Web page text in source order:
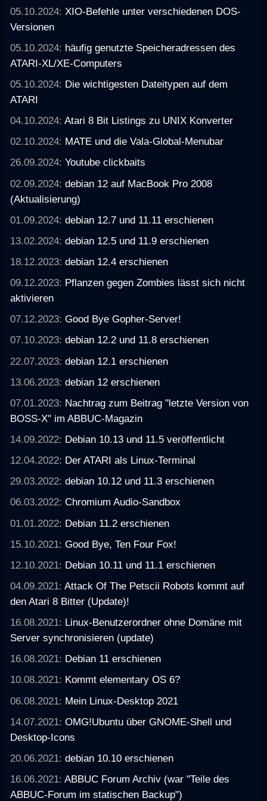
05.10.2024: XIO-Befehle unter verschiedenen DOS-
Versionen
05.10.2024: häufig genutzte Speicheradressen des
ATARI-XL/XE-Computers
05.10.2024: Die wichtigesten Dateitypen auf dem
ATARI
04.10.2024:Atari 8 Bit Listings zu UNIX Konverter
02.10.2024: MATE und die Vala-Global-Menubar
26.09.2024:Youtube clickbaits
02.09.2024:debian 12 auf MacBook Pro 2008
(Aktualisierung)
01.09.2024:debian 12.7 und 11.11 erschienen
13.02.2024:debian 12.5 und 11.9 erschienen
18.12.2023:debian 12.4 erschienen
09.12.2023: Pflanzen gegen Zombies lässt sich nicht
aktivieren
07.12.2023:Good Bye Gopher-Server!
07.10.2023:debian 12.2 und 11.8 erschienen
22.07.2023:debian 12.1 erschienen
13.06.2023:debian 12 erschienen
07.01.2023: Nachtrag zum Beitrag "letzte Version von
BOSS-X" im ABBUC-Magazin
14.09.2022: Debian 10.13 und 11.5 veröffentlicht
12.04.2022: Der ATARI als Linux-Terminal
29.03.2022:debian 10.12 und 11.3 erschienen
06.03.2022:Chromium Audio-Sandbox
01.01.2022: Debian 11.2 erschienen
15.10.2021:Good Bye, Ten Four Fox!
12.10.2021: Debian 10.11 und 11.1 erschienen
04.09.2021:Attack Of The Petscii Robots kommt auf
den Atari 8 Bitter (Update)!
16.08.2021: Linux-Benutzerordner ohne Domäne mit
Server synchronisieren (update)
16.08.2021: Debian 11 erschienen
10.08.2021: Kommt elementary OS 6?
06.08.2021: Mein Linux-Desktop 2021
14.07.2021:OMG!Ubuntu über GNOME-Shell und
Desktop-Icons
20.06.2021:debian 10.10 erschienen
16.06.2021:ABBUC Forum Archiv (war "Teile des
ABBUC-Forum im statischen Backup")